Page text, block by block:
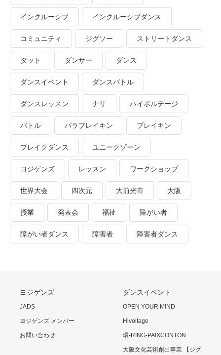
インクルーシブ インクルーシブダンス
コミュニティ ジグソー ストリートダンス
タット ダンサー ダンス
ダンスイベント ダンスバトル
ダンスレッスン ナリ ハイボルテージ
バトル パラブレイキン ブレイキン
ブレイクダンス ユニークゾーン
ヨジゲンズ レッスン ワークショップ
世界大会 四次元 大前光市 大阪
授業 発表会 福祉 障がい者
障がい者ダンス 障害者 障害者ダンス
ヨジゲンズ
JADS
ヨジゲンズ メンバー
お問い合わせ
ダンスイベント
OPEN YOUR MIND
Hivoltage
環-RING-PAIXCONTON
大阪文化芸術創出事業 【ジグ